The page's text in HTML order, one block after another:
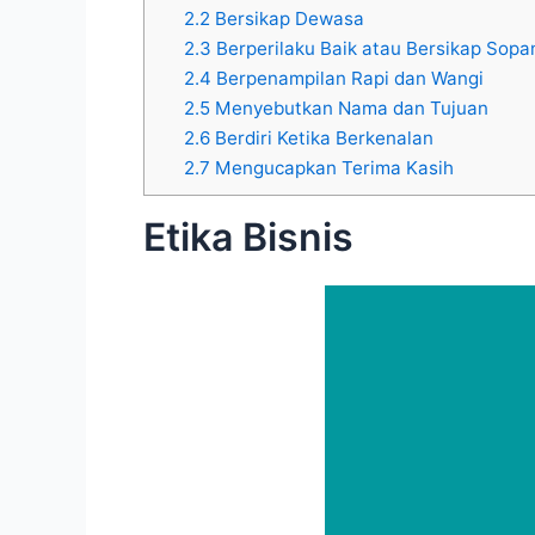
2.2 Bersikap Dewasa
2.3 Berperilaku Baik atau Bersikap
2.4 Berpenampilan Rapi dan Wangi
2.5Menyebutkan Nama dan Tujuan
2.6Berdiri Ketika Berkenalan
2.7 Mengucapkan Terima Kasih
Etika Bisnis